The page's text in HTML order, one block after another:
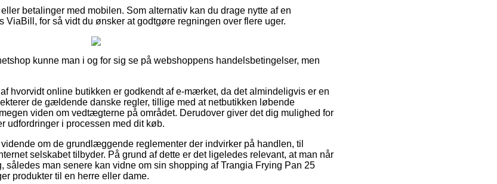
betalinger med mobilen. Som alternativ kan du drage nytte af en
for så vidt du ønsker at godtgøre regningen over flere uger.
kunne man i og for sig se på webshoppens handelsbetingelser, men
hvorvidt online butikken er godkendt af e-mærket, da det almindeligvis er en
de gældende danske regler, tillige med at netbutikken løbende
viden om vedtægterne på området. Derudover giver det dig mulighed for
udfordringer i processen med dit køb.
om de grundlæggende reglementer der indvirker på handlen, til
selskabet tilbyder. På grund af dette er det ligeledes relevant, at man når
således man senere kan vidne om sin shopping af Trangia Frying Pan 25
produkter til en herre eller dame.